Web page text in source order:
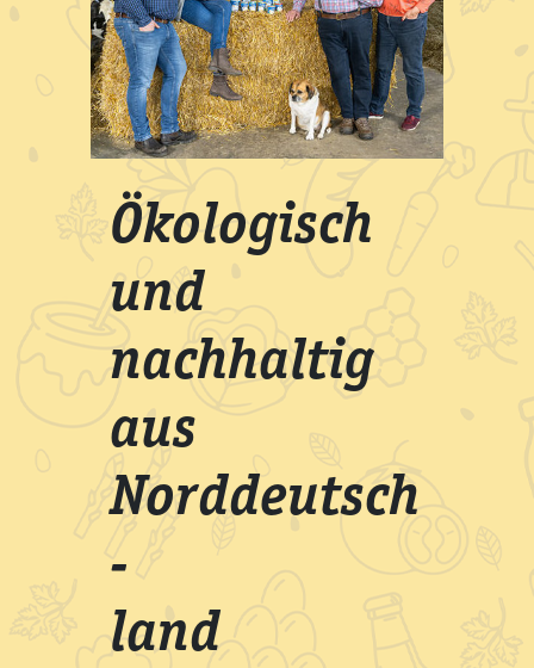
Ökologisch
und
nachhaltig
aus
Norddeutsch
-
land